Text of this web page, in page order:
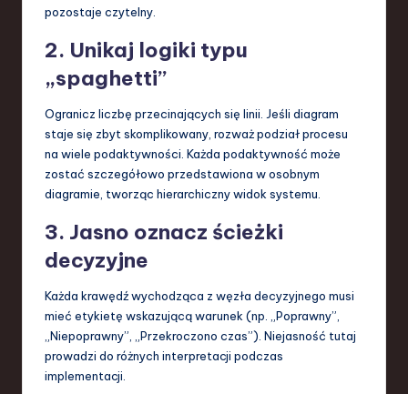
pozostaje czytelny.
2. Unikaj logiki typu
„spaghetti”
Ogranicz liczbę przecinających się linii. Jeśli diagram
staje się zbyt skomplikowany, rozważ podział procesu
na wiele podaktywności. Każda podaktywność może
zostać szczegółowo przedstawiona w osobnym
diagramie, tworząc hierarchiczny widok systemu.
3. Jasno oznacz ścieżki
decyzyjne
Każda krawędź wychodząca z węzła decyzyjnego musi
mieć etykietę wskazującą warunek (np. „Poprawny”,
„Niepoprawny”, „Przekroczono czas”). Niejasność tutaj
prowadzi do różnych interpretacji podczas
implementacji.